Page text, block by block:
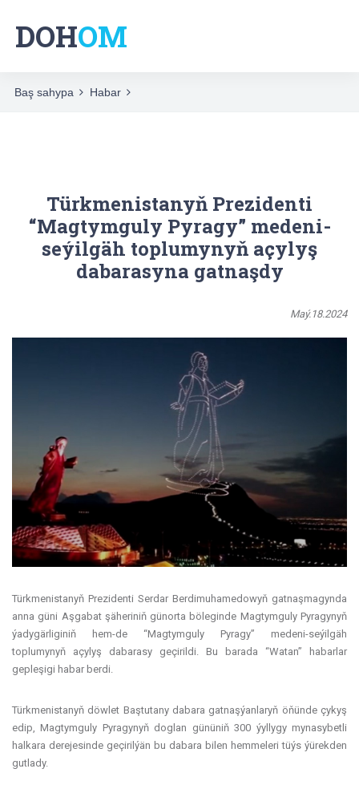
DOHOM
Baş sahypa Habar
Türkmenistanyň Prezidenti
“Magtymguly Pyragy” medeni-
seýilgäh toplumynyň açylyş
dabarasyna gatnaşdy
Maý.18.2024
Türkmenistanyň Prezidenti Serdar Berdimuhamedowyň gatnaşmagynda
anna güni Aşgabat şäheriniň günorta böleginde Magtymguly Pyragynyň
ýadygärliginiň hem-de “Magtymguly Pyragy” medeni-seýilgäh
toplumynyň аçylyş dabarasy geçirildi. Bu barada “Watan” habarlar
gepleşigi habar berdi.
Türkmenistanyň döwlet Baştutany dabara gatnaşýanlaryň öňünde çykyş
edip, Magtymguly Pyragynyň doglan gününiň 300 ýyllygy mynasybetli
halkara derejesinde geçirilýän bu dabara bilen hemmeleri tüýs ýürekden
gutlady.